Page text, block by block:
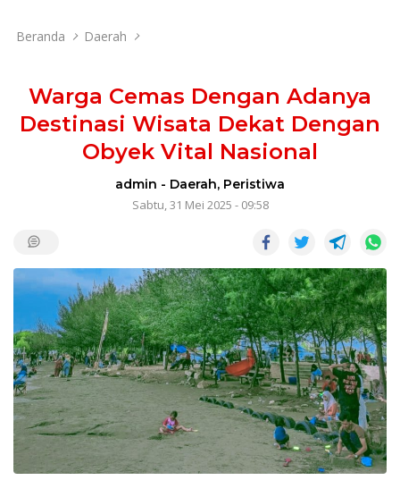
Beranda Daerah
Warga Cemas Dengan Adanya
Destinasi Wisata Dekat Dengan
Obyek Vital Nasional
admin - Daerah, Peristiwa
Sabtu, 31 Mei 2025 - 09:58